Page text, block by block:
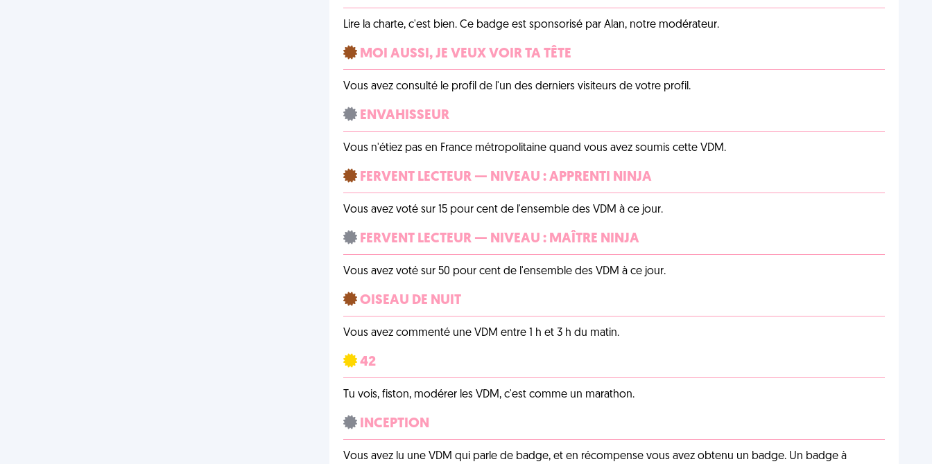
Lire la charte, c'est bien. Ce badge est sponsorisé par Alan, notre modérateur.
MOI AUSSI, JE VEUX VOIR TA TÊTE
Vous avez consulté le profil de l'un des derniers visiteurs de votre profil.
ENVAHISSEUR
Vous n'étiez pas en France métropolitaine quand vous avez soumis cette VDM.
FERVENT LECTEUR — NIVEAU : APPRENTI NINJA
Vous avez voté sur 15 pour cent de l'ensemble des VDM à ce jour.
FERVENT LECTEUR — NIVEAU : MAÎTRE NINJA
Vous avez voté sur 50 pour cent de l'ensemble des VDM à ce jour.
OISEAU DE NUIT
Vous avez commenté une VDM entre 1 h et 3 h du matin.
42
Tu vois, fiston, modérer les VDM, c'est comme un marathon.
INCEPTION
Vous avez lu une VDM qui parle de badge, et en récompense vous avez obtenu un badge. Un badge à